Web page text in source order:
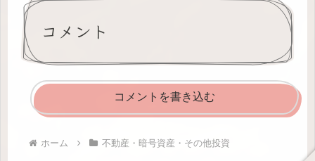
コメント
コメントを書き込む
ホーム 不動産・暗号資産・その他投資